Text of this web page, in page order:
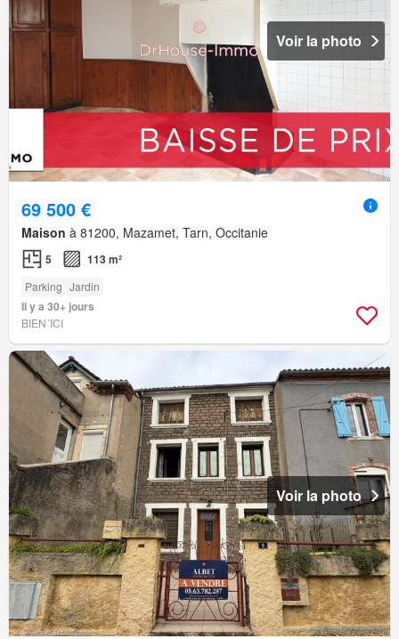
Voir la photo
69 500 €
Maison à 81200, Mazamet, Tarn, Occitanie
5 113 m²
Parking Jardin
Il y a 30+ jours
BIEN´ICI
Voir la photo